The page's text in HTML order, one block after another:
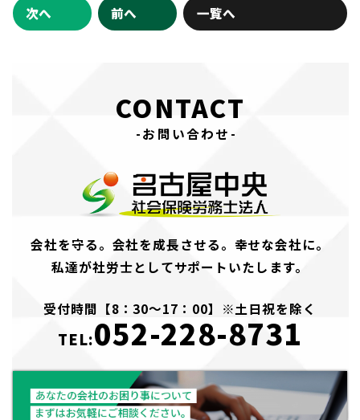
次へ 前へ 一覧へ
CONTACT
-お問い合わせ-
会社を守る。会社を成長させる。幸せな会社に。
私達が社労士としてサポートいたします。
受付時間【8：30～17：00】※土日祝を除く
TEL:052-228-8731